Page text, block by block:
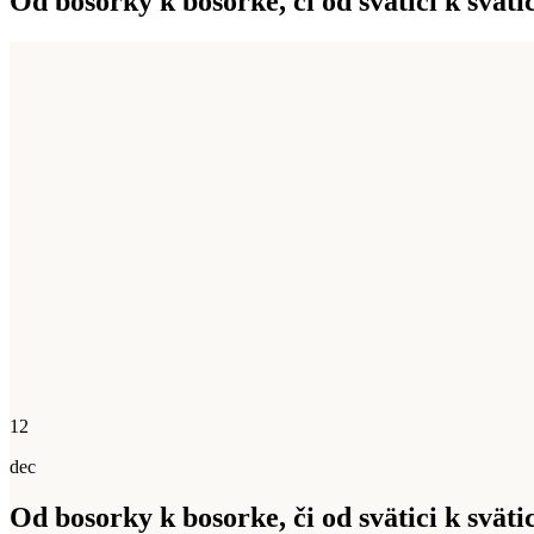
12
dec
Od bosorky k bosorke, či od svätici k